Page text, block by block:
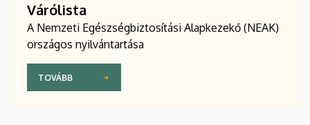
Várólista
A Nemzeti Egészségbiztosítási Alapkezekő (NEAK)
országos nyilvántartása
TOVÁBB